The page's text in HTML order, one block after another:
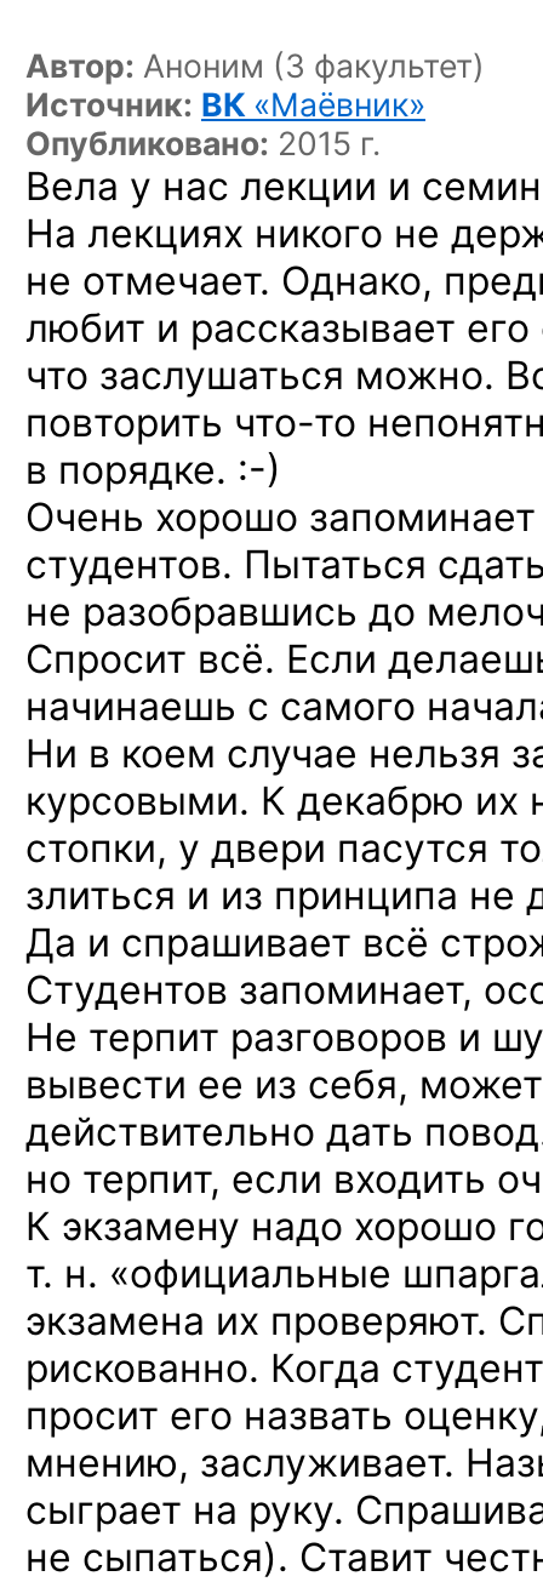
Автор: Аноним (3 факультет)
Источник: ВК «Маёвник»
Опубликовано: 2015 г.
Вела у нас лекции и
На лекциях никого не
не отмечает. Однако,
любит и рассказывает
что заслушаться можно.
повторить что-то
в порядке. :-)
Очень хорошо
студентов. Пытаться
не разобравшись до
Спросит всё. Если
начинаешь с самого
Ни в коем случае нельзя
курсовыми. К декабрю их
стопки, у двери пасутся
злиться и из принципа не
Да и спрашивает всё
Студентов запоминает,
Не терпит разговоров и
вывести ее из себя,
действительно дать
но терпит, если входить
К экзамену надо хорошо
т. н. «официальные
экзамена их проверяют.
рискованно. Когда
просит его назвать
мнению, заслуживает.
сыграет на руку.
не сыпаться). Ставит